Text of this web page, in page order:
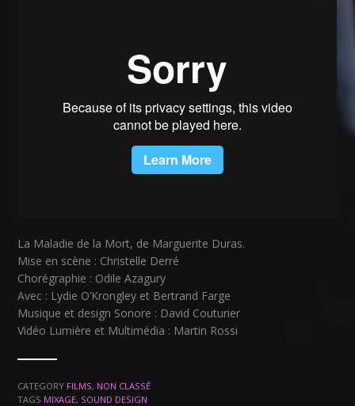
La Maladie de la Mort, de Marguerite Duras.
Mise en scène : Christelle Derré
Chorégraphie : Odile Azagury
Avec : Lydie O’Krongley et Bertrand Farge
Musique et design Sonore : David Couturier
Vidéo Lumière et Multimédia : Martin Rossi
CATEGORY FILMS, NON CLASSÉ
TAGS MIXAGE, SOUND DESIGN